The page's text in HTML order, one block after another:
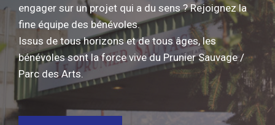
engager sur un projet qui a du sens ? Rejoignez la
fine équipe des bénévoles.
Issus de tous horizons et de tous âges, les
bénévoles sont la force vive du Prunier Sauvage /
Parc des Arts.